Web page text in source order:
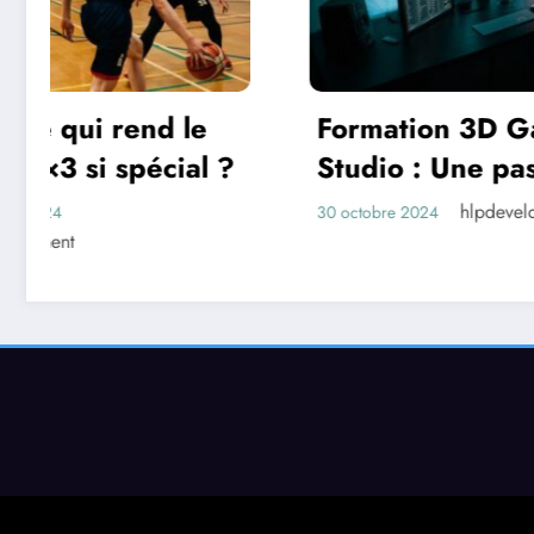
Formation 3D Game
Studio : Une passerelle
passionnante dans le
hlpdeveloppement
La
16